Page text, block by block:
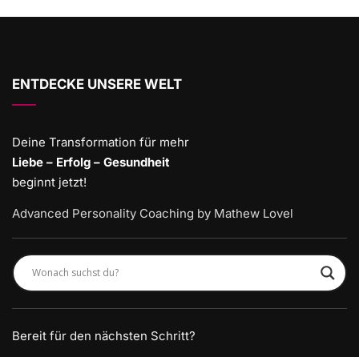
ENTDECKE UNSERE WELT
Deine Transformation für mehr
Liebe – Erfolg – Gesundheit
beginnt jetzt!
Advanced Personality Coaching by Mathew Lovel
Bereit für den nächsten Schritt?